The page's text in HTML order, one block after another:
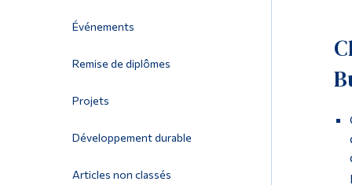
Événements
Remise de diplômes
Projets
Développement durable
Articles non classés